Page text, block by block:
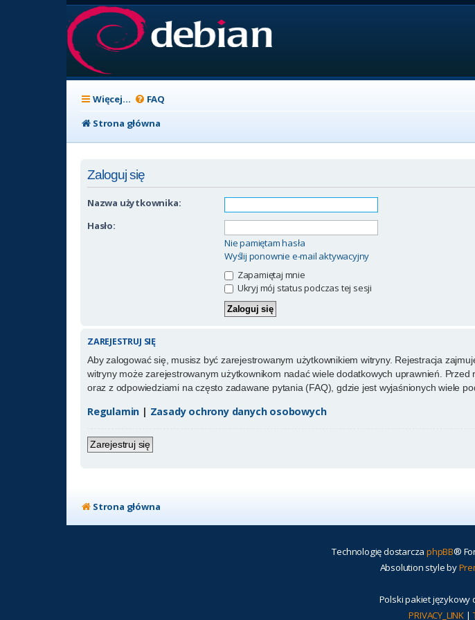
Więcej… FAQ
Strona główna
Zaloguj się
Nazwa użytkownika:
Hasło:
Nie pamiętam hasła
Wyślij ponownie e-mail aktywacyjny
Zapamiętaj mnie
Ukryj mój status podczas tej sesji
ZAREJESTRUJ SIĘ
Aby zalogować się, musisz być zarejestrowanym użytkownikiem witryny. Rejestracja
witryny może zarejestrowanym użytkownikom nadać wiele dodatkowych uprawnień.
oraz z odpowiedziami na często zadawane pytania (FAQ), gdzie jest wyjaśnionych wiele
Regulamin | Zasady ochrony danych osobowych
Zarejestruj się
Strona główna
Technologię dostarcza phpBB®
Absolution style by
Polski pakiet językowy
PRIVACY_LINK |